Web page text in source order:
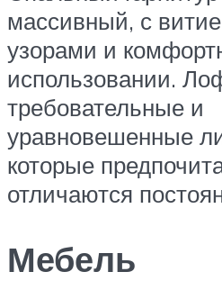
массивный, с
узорами и
использовании.
требовательные и
уравновешенные
которые
отличаются
Мебель